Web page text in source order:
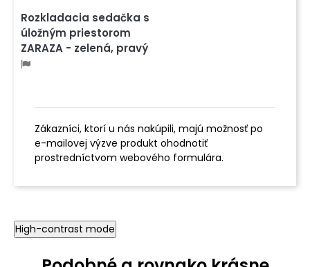
Rozkladacia sedačka s
úložným priestorom
ZARAZA - zelená, pravý
Zákazníci, ktorí u nás nakúpili, majú možnosť po
e-mailovej výzve produkt ohodnotiť
prostredníctvom webového formulára.
High-contrast mode